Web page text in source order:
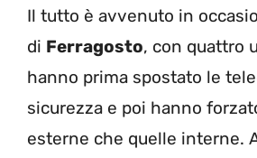
Il tutto è avvenuto in
di Ferragosto, con quattro
hanno prima spostato le
sicurezza e poi hanno
esterne che quelle interne.